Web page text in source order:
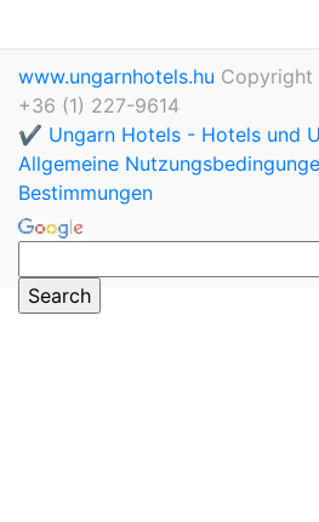
www.ungarnhotels.hu
+36 (1) 227-9614
✔️ Ungarn Hotels - Hotels und
Allgemeine
Bestimmungen